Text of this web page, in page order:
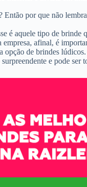
Então por que não
é aquele tipo de brinde
afinal, é
opção de brindes
e pode ser